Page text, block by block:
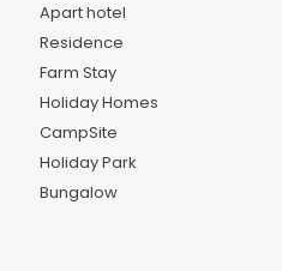
Apart hotel
Residence
Farm Stay
Holiday Homes
CampSite
Holiday Park
Bungalow